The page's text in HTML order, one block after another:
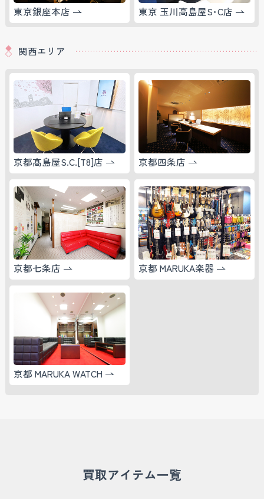
東京銀座本店 東京 玉川高島屋S･C店
関西エリア
京都髙島屋S.C.[T8]店 京都四条店
京都七条店 京都 MARUKA楽器
京都 MARUKA WATCH
買取アイテム一覧